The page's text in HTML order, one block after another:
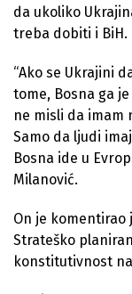
da ukoliko
treba dobiti i BiH.
“Ako se Ukrajini
tome, Bosna ga
ne misli da imam
Samo da ljudi
Bosna ide u
Milanović.
On je komentirao
Strateško
konstitutivnost